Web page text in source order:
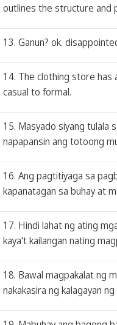
outlines the structure and
13. Ganun? ok.
14. The clothing store has
casual to formal.
15. Masyado siyang tulala
napapansin ang totoong
16. Ang pagtitiyaga sa
kapanatagan sa buhay at
17. Hindi lahat ng ating
kaya't kailangan nating
18. Bawal magpakalat ng
nakakasira ng kalagayan